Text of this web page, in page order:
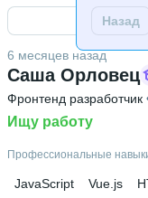
Назад
вычислительной
Дополнительное
Хекслет
Саша Орловец
6 месяцев назад
Фронтенд разработчик
Ищу работу
Профессиональные
JavaScript Vue.js